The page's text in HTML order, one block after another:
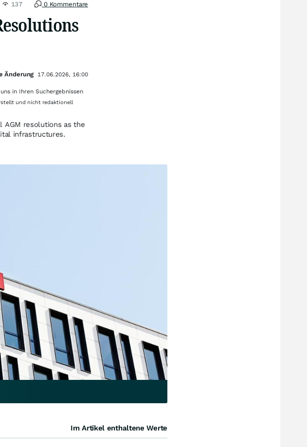
137 0 Kommentare
AGM resolutions as the
infrastructures.
Änderung 17.06.2026, 16:00
in Ihren Suchergebnissen
und nicht redaktionell
Im Artikel enthaltene Werte